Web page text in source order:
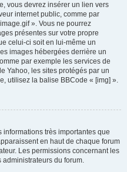
vous devrez insérer un lien vers
internet public, comme par
». Vous ne pourrez
présentes sur votre propre
celui-ci soit en lui-même un
images hébergées derrière un
par exemple les services de
Yahoo, les sites protégés par un
utilisez la balise BBCode « [img] ».
très importantes que
en haut de chaque forum
Les permissions concernant les
du forum.